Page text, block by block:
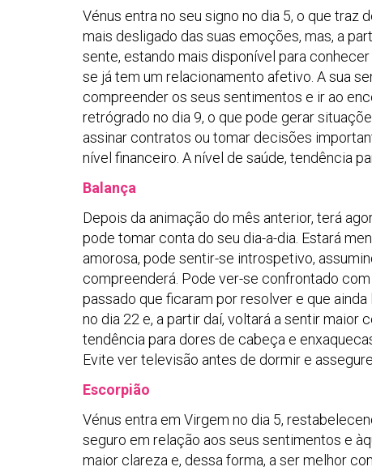
Vénus entra no seu signo no dia 5, o que
mais desligado das suas emoções, mas, a
sente, estando mais disponível para
se já tem um relacionamento afetivo. A sua
compreender os seus sentimentos e ir ao
retrógrado no dia 9, o que pode gerar
assinar contratos ou tomar decisões
nível financeiro. A nível de saúde, tendência
Balança
Depois da animação do mês anterior, terá
pode tomar conta do seu dia-a-dia. Estará
amorosa, pode sentir-se introspetivo,
compreenderá. Pode ver-se confrontado
passado que ficaram por resolver e que
no dia 22 e, a partir daí, voltará a sentir maior
tendência para dores de cabeça e
Evite ver televisão antes de dormir e
Escorpião
Vénus entra em Virgem no dia 5,
seguro em relação aos seus sentimentos e
maior clareza e, dessa forma, a ser melhor